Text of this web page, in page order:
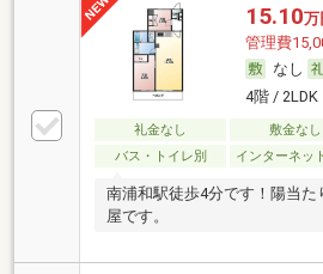
15.10万
管理費
なし
4階 / 2LDK
礼金なし 敷金なし
バス・トイレ別
インターネッ
南浦和駅徒歩4分です！陽当
屋です。